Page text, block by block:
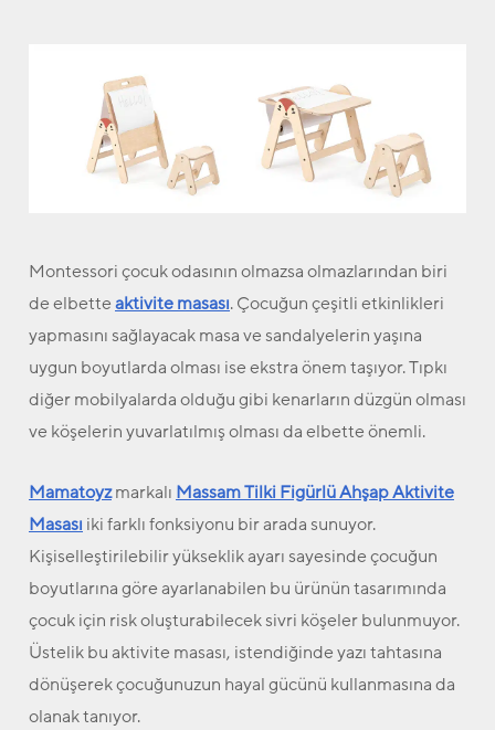
Montessori çocuk odasının olmazsa olmazlarından biri
de elbetteaktivite masası. Çocuğun çeşitli etkinlikleri
yapmasını sağlayacak masa ve sandalyelerin yaşına
uygun boyutlarda olması ise ekstra önem taşıyor. Tıpkı
diğer mobilyalarda olduğu gibi kenarların düzgün olması
ve köşelerin yuvarlatılmış olması da elbette önemli.
Mamatoyzmarkalı Massam Tilki Figürlü Ahşap Aktivite
Masası iki farklı fonksiyonu bir arada sunuyor.
Kişiselleştirilebilir yükseklik ayarı sayesinde çocuğun
boyutlarına göre ayarlanabilen bu ürünün tasarımında
çocuk için risk oluşturabilecek sivri köşeler bulunmuyor.
Üstelik bu aktivite masası, istendiğinde yazı tahtasına
dönüşerek çocuğunuzun hayal gücünü kullanmasına da
olanak tanıyor.